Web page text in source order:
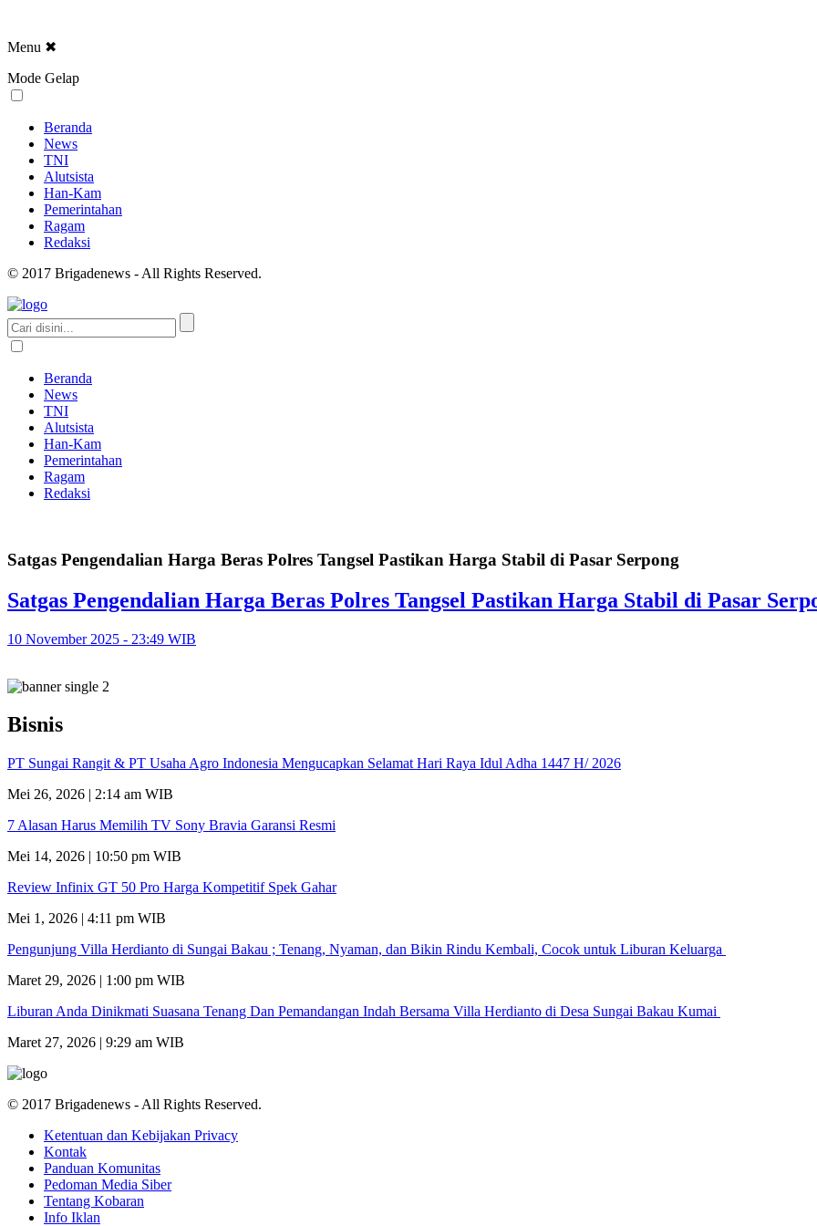
Menu ✖
Mode Gelap
Beranda
News
TNI
Alutsista
Han-Kam
Pemerintahan
Ragam
Redaksi
© 2017 Brigadenews - All Rights Reserved.
Beranda
News
TNI
Alutsista
Han-Kam
Pemerintahan
Ragam
Redaksi
Satgas Pengendalian Harga Beras Polres Tangsel Pastikan Harga Stabil di Pasar Serpong
Satgas Pengendalian Harga Beras Polres Tangsel Pastikan Harga Stabil di Pasar
10 November 2025 - 23:49 WIB
Bisnis
PT Sungai Rangit & PT Usaha Agro Indonesia Mengucapkan Selamat Hari Raya Idul Adha 1447 H/ 2026
Mei 26, 2026 | 2:14 am WIB
7 Alasan Harus Memilih TV Sony Bravia Garansi Resmi
Mei 14, 2026 | 10:50 pm WIB
Review Infinix GT 50 Pro Harga Kompetitif Spek Gahar
Mei 1, 2026 | 4:11 pm WIB
Pengunjung Villa Herdianto di Sungai Bakau ; Tenang, Nyaman, dan Bikin Rindu Kembali, Cocok untuk Liburan Keluarga
Maret 29, 2026 | 1:00 pm WIB
Liburan Anda Dinikmati Suasana Tenang Dan Pemandangan Indah Bersama Villa Herdianto di Desa Sungai Bakau Kumai
Maret 27, 2026 | 9:29 am WIB
© 2017 Brigadenews - All Rights Reserved.
Ketentuan dan Kebijakan Privacy
Kontak
Panduan Komunitas
Pedoman Media Siber
Tentang Kobaran
Info Iklan